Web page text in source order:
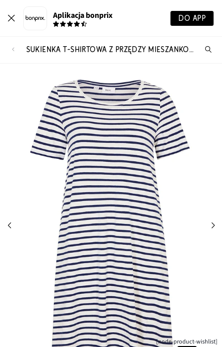
Aplikacja bonprix DO APP
SUKIENKA T-SHIRTOWA Z PRZĘDZY MIESZANKOWEJ
[node-product-wishlist]